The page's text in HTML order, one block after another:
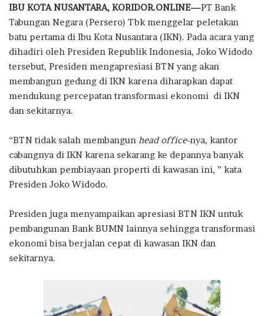
e
b
o
o
k
it
te
r
at
s
A
p
p
e e
g
ra
m
ar
e
IBU KOTA NUSANTARA, KORIDOR.ONLINE—PT Bank
Tabungan Negara (Persero) Tbk menggelar peletakan
batu pertama di Ibu Kota Nusantara (IKN). Pada acara yang
dihadiri oleh Presiden Republik Indonesia, Joko Widodo
tersebut, Presiden mengapresiasi BTN yang akan
membangun gedung di IKN karena diharapkan dapat
mendukung percepatan transformasi ekonomi di IKN
dan sekitarnya.
“BTN tidak salah membangun head office-nya, kantor
cabangnya di IKN karena sekarang ke depannya banyak
dibutuhkan pembiayaan properti di kawasan ini, ” kata
Presiden Joko Widodo.
Presiden juga menyampaikan apresiasi BTN IKN untuk
pembangunan Bank BUMN lainnya sehingga transformasi
ekonomi bisa berjalan cepat di kawasan IKN dan
sekitarnya.